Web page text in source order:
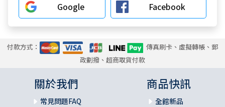
Google Facebook
付款方式：
傳真刷卡、虛擬轉帳、郵
政劃撥、超商取貨付款
關於我們
常見問題FAQ
商品快訊
全館新品